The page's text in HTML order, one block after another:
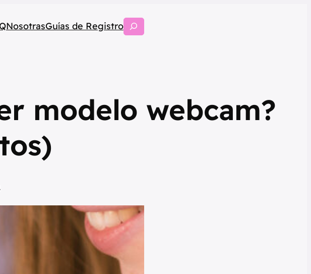
NosotrasGuías de RegistroSearch
modelo webcam?